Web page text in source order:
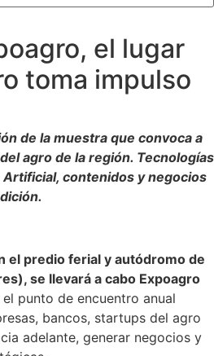
el lugar
toma impulso
de la muestra que convoca a
agro de la región. Tecnologías
contenidos y negocios
el predio ferial y autódromo de
se llevará a cabo Expoagro
el punto de encuentro anual
bancos, startups del agro
adelante, generar negocios y